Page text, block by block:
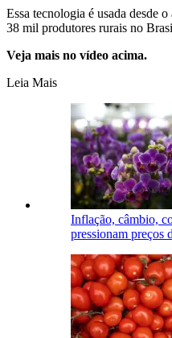
Essa tecnologia é usada desde
38 mil produtores rurais no
Veja mais no vídeo acima.
Leia Mais
Inflação, câmbio,
pressionam preços